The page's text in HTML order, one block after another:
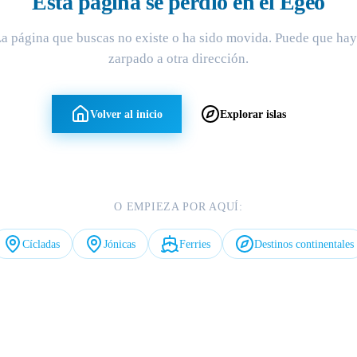
página que buscas no existe o ha sido movida. Puede que
zarpado a otra dirección.
Volver al inicio Explorar islas
O EMPIEZA POR AQUÍ:
Cícladas Jónicas Ferries Destinos continentales